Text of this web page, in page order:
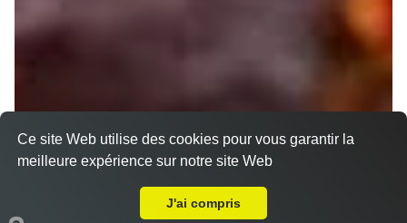
Ce site Web utilise des cookies pour vous garantir la
meilleure expérience sur notre site Web
J'ai compris